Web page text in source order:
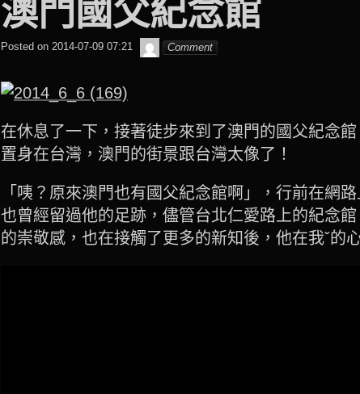
澳門國父紀念館
Posted on 2014-07-09 07:21 beagle2001_tw
Comment
在休息了一下，接著徒步來到了澳門的國父紀念
置身在台灣，澳門的街景跟台灣太像了！
「咦？原來澳門也有國父紀念館啊」，行前在網
也曾經留過他的足跡，儘管台北仁愛路上的紀念
的崇敬感，也在接觸了更多的新知後，他在我ˇ的